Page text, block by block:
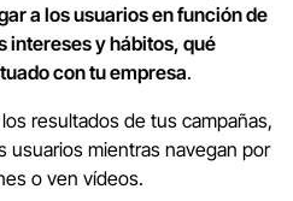
a los usuarios en función de
intereses y hábitos, qué
con tu empresa.
resultados de tus campañas,
usuarios mientras navegan por
o ven vídeos.